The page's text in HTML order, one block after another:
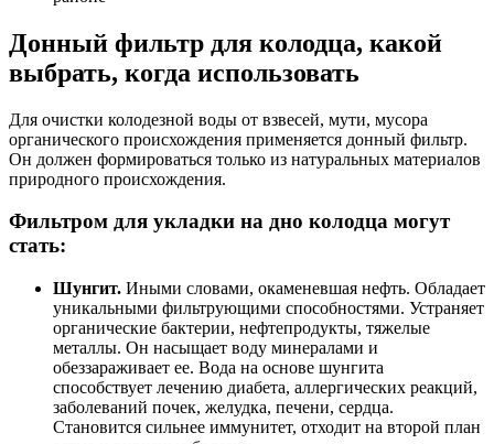
Донный фильтр для колодца, какой
выбрать, когда использовать
Для очистки колодезной воды от взвесей, мути, мусора
органического происхождения применяется донный фильтр.
Он должен формироваться только из натуральных материалов
природного происхождения.
Фильтром для укладки на дно колодца могут
стать:
Шунгит. Иными словами, окаменевшая нефть. Обладает
уникальными фильтрующими способностями. Устраняет
органические бактерии, нефтепродукты, тяжелые
металлы. Он насыщает воду минералами и
обеззараживает ее. Вода на основе шунгита
способствует лечению диабета, аллергических реакций,
заболеваний почек, желудка, печени, сердца.
Становится сильнее иммунитет, отходит на второй план